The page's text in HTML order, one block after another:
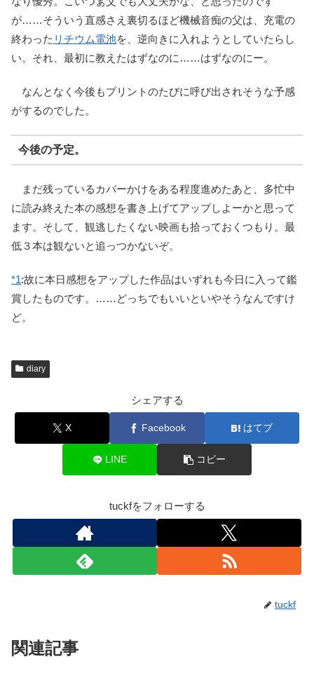
が……そういう直感さえ裏切るほど機械音痴の父は、充電の
終わった リチウム電池を、逆向きに入れようとしていたらし
い。それ、最初に教えたはずなのに……はずなのにー。
なんとなく今後もプリントのたびに呼び出されそうな予感
がするのでした。
今後の予定。
まだ残っているカバーかけをある程度進めたあと、多忙中
に読み終えた本の感想を書き上げてアップしよーかと思って
ます。そして、観逃したくない映画も拾っておくつもり。最
低３本は観ないと追っつかないぞ。
*1:故に本日感想をアップした作品はいずれも今日に入って鑑
賞したものです。……どっちでもいいといやそうなんですけ
ど。
diary
シェアする
X Facebook はてブ
LINE コピー
tuckfをフォローする
tuckf
関連記事